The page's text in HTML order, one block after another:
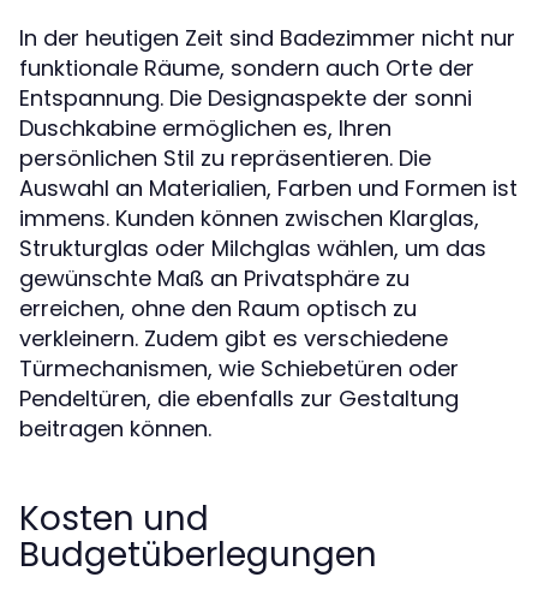
In der heutigen Zeit sind Badezimmer nicht nur
funktionale Räume, sondern auch Orte der
Entspannung. Die Designaspekte der sonni
Duschkabine ermöglichen es, Ihren
persönlichen Stil zu repräsentieren. Die
Auswahl an Materialien, Farben und Formen ist
immens. Kunden können zwischen Klarglas,
Strukturglas oder Milchglas wählen, um das
gewünschte Maß an Privatsphäre zu
erreichen, ohne den Raum optisch zu
verkleinern. Zudem gibt es verschiedene
Türmechanismen, wie Schiebetüren oder
Pendeltüren, die ebenfalls zur Gestaltung
beitragen können.
Kosten und
Budgetüberlegungen